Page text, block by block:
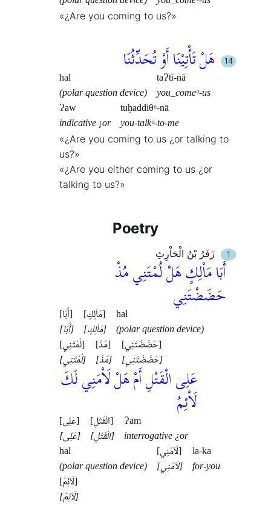
«¿Are you coming to us?»
هَلْ تَأْتِيْنَا أَوْ تُحَدِّثُنَا
hal
(polar question device)
taɁtī-nā
you_comeᵘ-us
Ɂaw
indicative ¡or
tuḥaddiθᵘ-nā
you-talkᵘ-to-me
«¿Are you coming to us ¿or talking to
us?»
«¿Are you either coming to us ¿or
talking to us?»
Poetry
زَفَرُ بْنُ الْحَاْرِثِ
أَبَا مَاْلِكٍ هَلْ لُمْتَنِي مُذْ
حَضَضْتَنِي
[أَبَا]
[أَبَا]
[مَاْلِكٍ]
[مَاْلِكٍ]
hal
(polar question device)
[لُمْتَنِي]
[لُمْتَنِي]
[مُذْ]
[مُذْ]
[حَضَضْتَنِي]
[حَضَضْتَنِي]
عَلِى الْقَتْلِ أَمْ هَلْ لَاْمَنِي لَكَ
لَاْئِمُ
[عَلِى]
[عَلِى]
[الْقَتْلِ]
[الْقَتْلِ]
Ɂam
interrogative ¿or
hal
(polar question device)
[لَاْمَنِي]
[لَاْمَنِي]
la-ka
for-you
[لَاْئِمُ]
[لَاْئِمُ]